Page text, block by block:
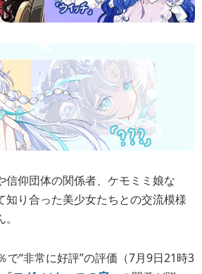
信仰団体の関係者、ケモミミ娘な
知り合った美少女たちとの交流模様
で“非常に好評”の評価（7月9日21時3